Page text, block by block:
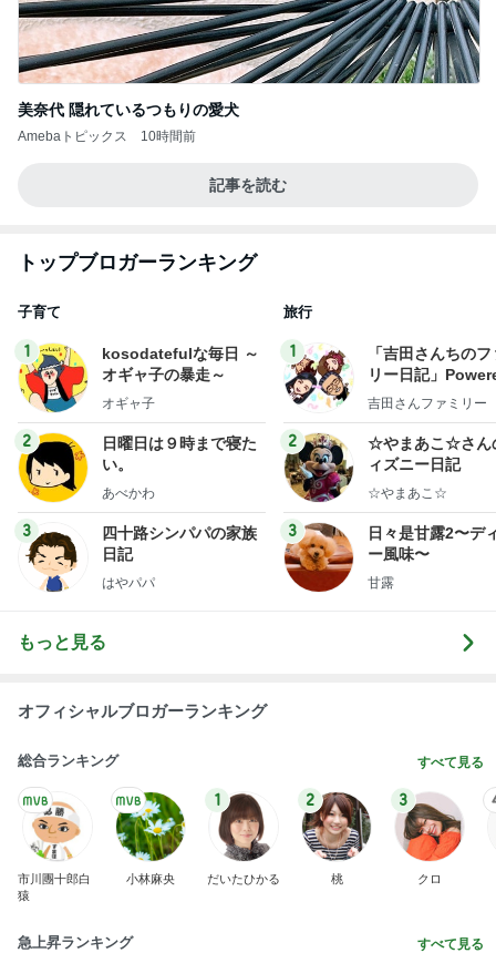
美奈代 隠れているつもりの愛犬
Amebaトピックス 10時間前
記事を読む
トップブロガーランキング
子育て
1
kosodatefulな毎日 ～
オギャ子の暴走～
オギャ子
2
日曜日は９時まで寝た
い。
あべかわ
3
四十路シンパパの家族
日記
はやパパ
旅行
1
「吉田さんちの
リー日記」
y Ameba 吉田さ
ログ
吉田さんファミリー
2
☆やまあこ☆さん
ィズニー日記
☆やまあこ☆
3
日々是甘露2〜デ
ー風味〜
甘露
もっと見る
オフィシャルブロガーランキング
総合ランキング すべて見る
市川團十郎白
猿
小林麻央
1
だいたひかる
2
桃
3
クロ
急上昇ランキング すべて見る